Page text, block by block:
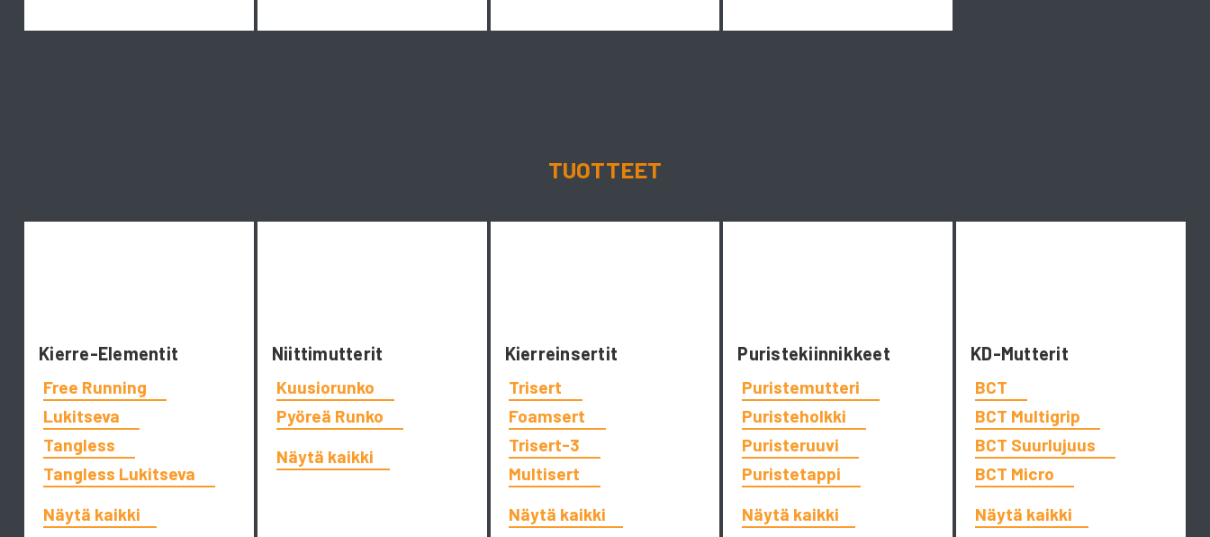
TUOTTEET
Kierre-Elementit
Free Running
Lukitseva
Tangless
Tangless Lukitseva
Näytä kaikki
Niittimutterit
Kuusiorunko
Pyöreä Runko
Näytä kaikki
Kierreinsertit
Trisert
Foamsert
Trisert-3
Multisert
Näytä kaikki
Puristekiinnikkeet
Puristemutteri
Puristeholkki
Puristeruuvi
Puristetappi
Näytä kaikki
KD-Mutterit
BCT
BCT Multigrip
BCT Suurlujuus
BCT Micro
Näytä kaikki